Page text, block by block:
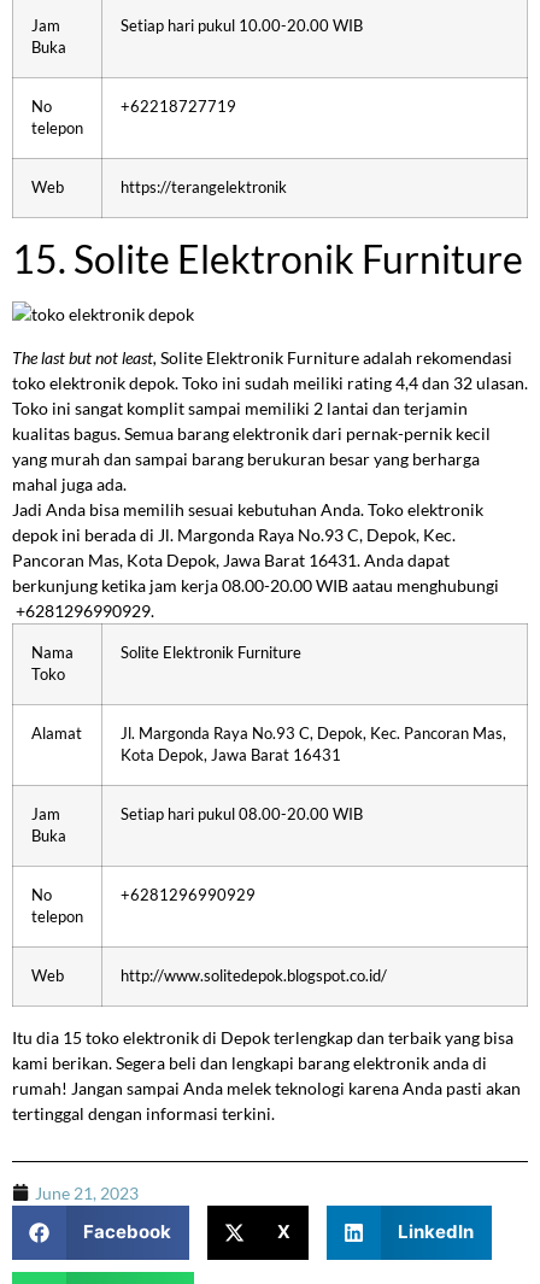
Jam
Buka
Setiap hari pukul 10.00-20.00 WIB
No
telepon
+62218727719
Web https://terangelektronik
15. Solite Elektronik Furniture
The last but not least, Solite Elektronik Furniture adalah rekomendasi
toko elektronik depok. Toko ini sudah meiliki rating 4,4 dan 32 ulasan.
Toko ini sangat komplit sampai memiliki 2 lantai dan terjamin
kualitas bagus. Semua barang elektronik dari pernak-pernik kecil
yang murah dan sampai barang berukuran besar yang berharga
mahal juga ada.
Jadi Anda bisa memilih sesuai kebutuhan Anda. Toko elektronik
depok ini berada di Jl. Margonda Raya No.93 C, Depok, Kec.
Pancoran Mas, Kota Depok, Jawa Barat 16431. Anda dapat
berkunjung ketika jam kerja 08.00-20.00 WIB aatau menghubungi
+6281296990929.
Nama
Toko
Solite Elektronik Furniture
Alamat
Jl. Margonda Raya No.93 C, Depok, Kec. Pancoran Mas,
Kota Depok, Jawa Barat 16431
Jam
Buka
Setiap hari pukul 08.00-20.00 WIB
No
telepon
+6281296990929
Web http://www.solitedepok.blogspot.co.id/
Itu dia 15 toko elektronik di Depok terlengkap dan terbaik yang bisa
kami berikan. Segera beli dan lengkapi barang elektronik anda di
rumah! Jangan sampai Anda melek teknologi karena Anda pasti akan
tertinggal dengan informasi terkini.
June 21, 2023
Facebook X LinkedIn